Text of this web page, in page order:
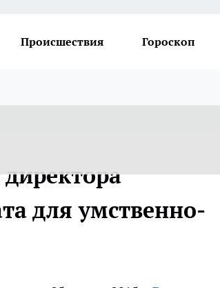
Происшествия Гороскоп
для умственно-